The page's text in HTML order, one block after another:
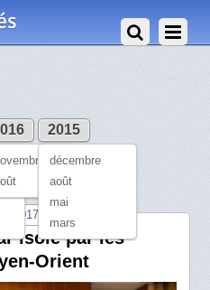
2015
décembre
août
mai
mars
2017
2017
isolé par les
Orient